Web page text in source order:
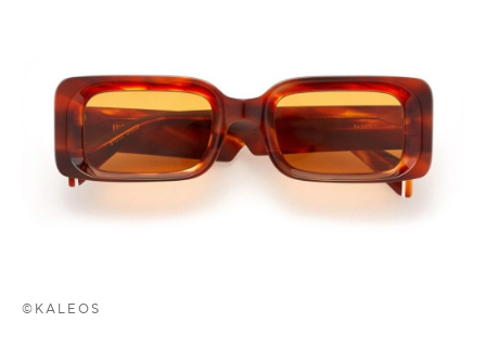
©KALEOS